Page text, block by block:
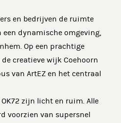
en bedrijven de ruimte
dynamische omgeving,
Op een prachtige
creatieve wijk Coehoorn
van ArtEZ en het centraal
zijn licht en ruim. Alle
voorzien van supersnel